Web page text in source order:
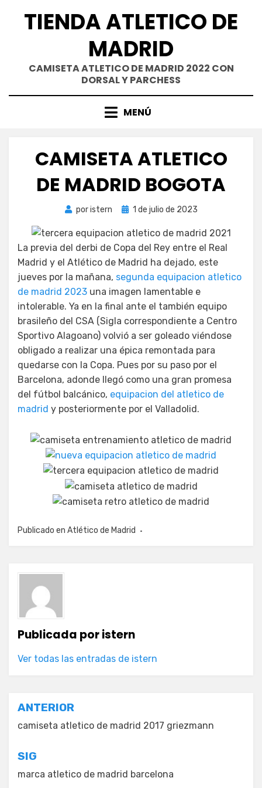
TIENDA ATLETICO DE
MADRID
CAMISETA ATLETICO DE MADRID 2022 CON
DORSAL Y PARCHESS
MENÚ
CAMISETA ATLETICO
DE MADRID BOGOTA
poristern
Publicada
1 de julio de 2023
La previa del derbi de Copa del Rey entre el Real
Madrid y el Atlético de Madrid ha dejado, este
jueves por la mañana, segunda equipacion atletico
de madrid 2023 una imagen lamentable e
intolerable. Ya en la final ante el también equipo
brasileño del CSA (Sigla correspondiente a Centro
Sportivo Alagoano) volvió a ser goleado viéndose
obligado a realizar una épica remontada para
quedarse con la Copa. Pues por su paso por el
Barcelona, adonde llegó como una gran promesa
del fútbol balcánico, equipacion del atletico de
madrid y posteriormente por el Valladolid.
Publicado en Atlético de Madrid
Publicada poristern
Ver todas las entradas de istern
Navegación
de
entradas
ANTERIOR
camiseta atletico de madrid 2017 griezmann
SIG
marca atletico de madrid barcelona